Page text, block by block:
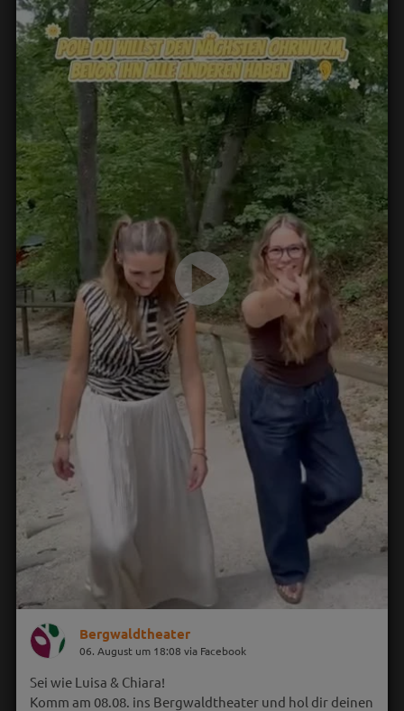
Bergwaldtheater
06. August um 18:08 via Facebook
Sei wie Luisa & Chiara!
Komm am 08.08. ins Bergwaldtheater und hol dir deinen